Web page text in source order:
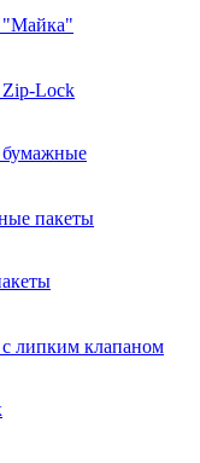
"Майка"
Lock
пакеты
липким клапаном